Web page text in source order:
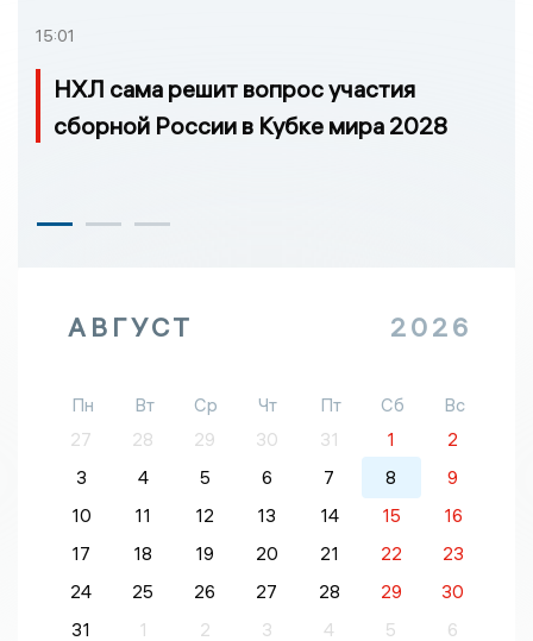
15:01
НХЛ сама решит вопрос участия
сборной России в Кубке мира 2028
АВГУСТ 2026
Пн Вт Ср Чт Пт Сб
Вс
27
28 29 30 31 1
2
3
4 5 6 7 8
9
10
11 12 13 14 15
16
17
18 19 20 21 22
23
24
25 26 27 28 29
30
31
1 2 3 4 5 6